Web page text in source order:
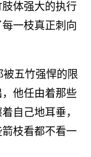
体强大的执行
一枝真正刺向
五竹强悍的限
他任由着那些
自己地耳垂，
枝看都不看一